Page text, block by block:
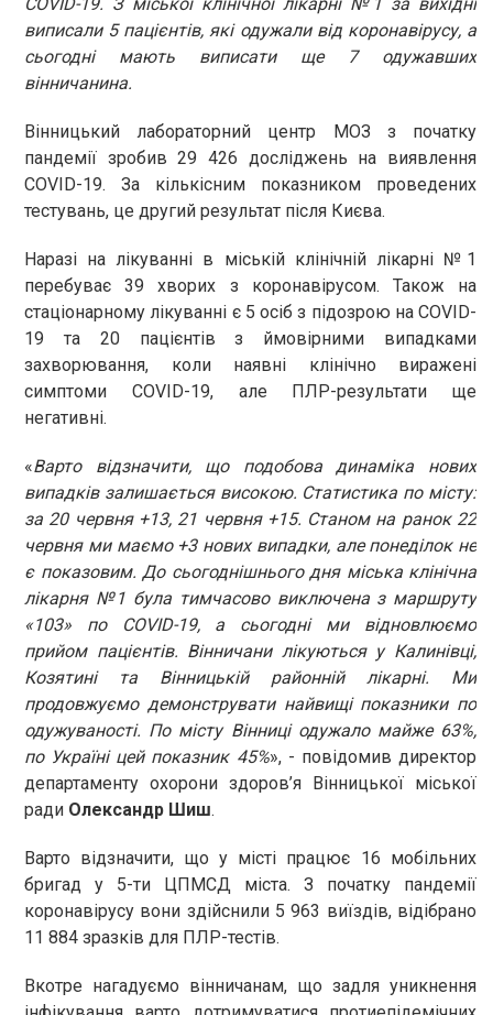
виписали 5 пацієнтів, які одужали від коронавірусу, а
сьогодні мають виписати ще 7 одужавших
вінничанина.
Вінницький лабораторний центр МОЗ з початку
пандемії зробив 29 426 досліджень на виявлення
COVID-19. За кількісним показником проведених
тестувань, це другий результат після Києва.
Наразі на лікуванні в міській клінічній лікарні №1
перебуває 39 хворих з коронавірусом. Також на
стаціонарному лікуванні є 5 осіб з підозрою на COVID-
19 та 20 пацієнтів з ймовірними випадками
захворювання, коли наявні клінічно виражені
симптоми COVID-19, але ПЛР-результати ще
негативні.
«Варто відзначити, що подобова динаміка нових
випадків залишається високою. Статистика по місту:
за 20 червня +13, 21 червня +15. Станом на ранок 22
червня ми маємо +3 нових випадки, але понеділок не
є показовим. До сьогоднішнього дня міська клінічна
лікарня №1 була тимчасово виключена з маршруту
«103» по COVID-19, а сьогодні ми відновлюємо
прийом пацієнтів. Вінничани лікуються у Калинівці,
Козятині та Вінницькій районній лікарні. Ми
продовжуємо демонструвати найвищі показники по
одужуваності. По місту Вінниці одужало майже 63%,
по Україні цей показник 45%», - повідомив директор
департаменту охорони здоров’я Вінницької міської
ради Олександр Шиш.
Варто відзначити, що у місті працює 16 мобільних
бригад у 5-ти ЦПМСД міста. З початку пандемії
коронавірусу вони здійснили 5 963 виїздів, відібрано
11 884 зразків для ПЛР-тестів.
Вкотре нагадуємо вінничанам, що задля уникнення